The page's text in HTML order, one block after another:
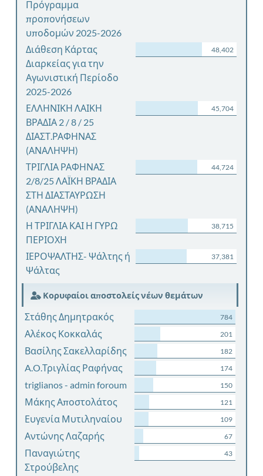
Πρόγραμμα
προπονήσεων
υποδομών 2025-2026
Διάθεση Κάρτας
Διαρκείας για την
Αγωνιστική Περίοδο
2025-2026
48,402
ΕΛΛΗΝΙΚΗ ΛΑΙΚΗ
ΒΡΑΔΙΑ 2 / 8 / 25
ΔΙΑΣΤ.ΡΑΦΗΝΑΣ
(ΑΝΑΛΗΨΗ)
45,704
ΤΡΙΓΛΙΑ ΡΑΦΗΝΑΣ
2/8/25 ΛΑΪΚΗ ΒΡΑΔΙΑ
ΣΤΗ ΔΙΑΣΤΑΥΡΩΣΗ
(ΑΝΑΛΗΨΗ)
44,724
Η ΤΡΙΓΛΙΑ ΚΑΙ Η ΓΥΡΩ
ΠΕΡΙΟΧΗ
38,715
ΙΕΡΟΨΑΛΤΗΣ- Ψάλτης ή
Ψάλτας
37,381
Κορυφαίοι αποστολείς νέων θεμάτων
Στάθης Δημητρακός 784
Αλέκος Κοκκαλάς 201
Βασίλης Σακελλαρίδης 182
A.O.Τριγλίας Ραφήνας 174
triglianos - admin foroum 150
Μάκης Αποστολάτος 121
Ευγενία Μυτιληναίου 109
Αντώνης Λαζαρής 67
Παναγιώτης
Στρούβελης
43